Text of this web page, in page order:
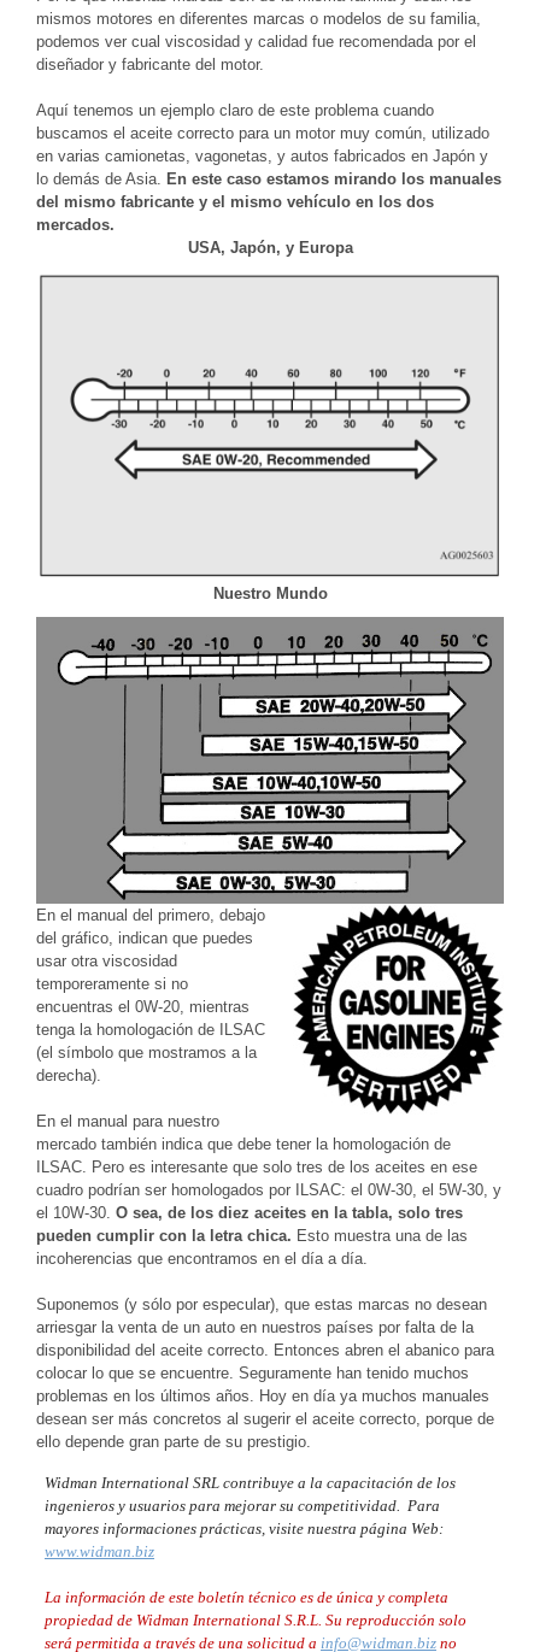
mismos motores en diferentes marcas o modelos de su familia,
podemos ver cual viscosidad y calidad fue recomendada por el
diseñador y fabricante del motor.
Aquí tenemos un ejemplo claro de este problema cuando
buscamos el aceite correcto para un motor muy común, utilizado
en varias camionetas, vagonetas, y autos fabricados en Japón y
lo demás de Asia. En este caso estamos mirando los manuales
del mismo fabricante y el mismo vehículo en los dos
mercados.
USA, Japón, y Europa
Nuestro Mundo
En el manual del primero, debajo
del gráfico, indican que puedes
usar otra viscosidad
temporeramente si no
encuentras el 0W-20, mientras
tenga la homologación de ILSAC
(el símbolo que mostramos a la
derecha).
En el manual para nuestro
mercado también indica que debe tener la homologación de
ILSAC. Pero es interesante que solo tres de los aceites en ese
cuadro podrían ser homologados por ILSAC: el 0W-30, el 5W-30, y
el 10W-30. O sea, de los diez aceites en la tabla, solo tres
pueden cumplir con la letra chica. Esto muestra una de las
incoherencias que encontramos en el día a día.
Suponemos (y sólo por especular), que estas marcas no desean
arriesgar la venta de un auto en nuestros países por falta de la
disponibilidad del aceite correcto. Entonces abren el abanico para
colocar lo que se encuentre. Seguramente han tenido muchos
problemas en los últimos años. Hoy en día ya muchos manuales
desean ser más concretos al sugerir el aceite correcto, porque de
ello depende gran parte de su prestigio.
Widman International SRL contribuye a la capacitación de los
ingenieros y usuarios para mejorar su competitividad. Para
mayores informaciones prácticas, visite nuestra página Web:
www.widman.biz
La información de este boletín técnico es de única y completa
propiedad de Widman International S.R.L. Su reproducción solo
será permitida a través de una solicitud a info@widman.biz no